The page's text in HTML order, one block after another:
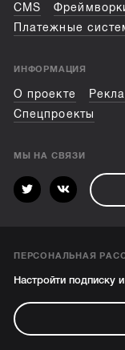
CMS
Платежные
ИНФОРМАЦИЯ
О проекте
Спецпроекты
МЫ НА СВЯЗИ
ПЕРСОНАЛЬНАЯ
Настройти подписку